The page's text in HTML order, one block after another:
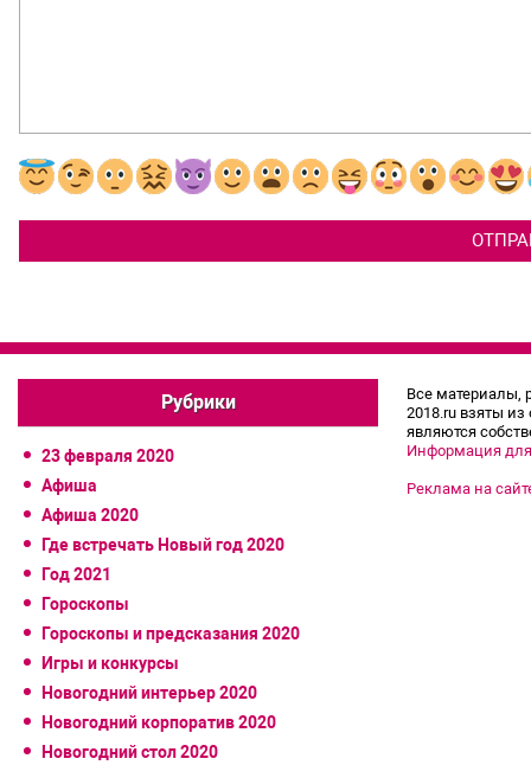
Рубрики
23 февраля 2020
Афиша
Афиша 2020
Где встречать Новый год 2020
Год 2021
Гороскопы
Гороскопы и предсказания 2020
Игры и конкурсы
Новогодний интерьер 2020
Новогодний корпоратив 2020
Новогодний стол 2020
Все материалы,
2018.ru взяты
являются
Информация
Реклама на